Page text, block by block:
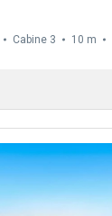
Cabine 3 10 m